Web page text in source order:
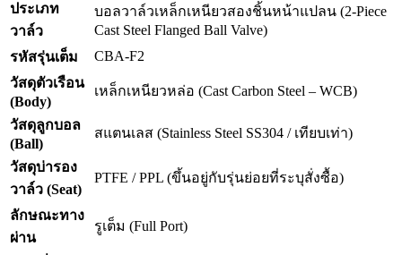
ประเภท
วาล์ว
บอลวาล์วเหล็กเหนียวสองชิ้นหน้าแปลน (2-Piece
Cast Steel Flanged Ball Valve)
รหัสรุ่นเต็ม
CBA-F2
วัสดุตัวเรือน
(Body)
เหล็กเหนียวหล่อ (Cast Carbon Steel – WCB)
วัสดุลูกบอล
(Ball)
สแตนเลส (Stainless Steel SS304 / เทียบเท่า)
วัสดุบ่ารอง
วาล์ว (Seat)
PTFE / PPL (ขึ้นอยู่กับรุ่นย่อยที่ระบุสั่งซื้อ)
ลักษณะทาง
ผ่าน
รูเต็ม (Full Port)